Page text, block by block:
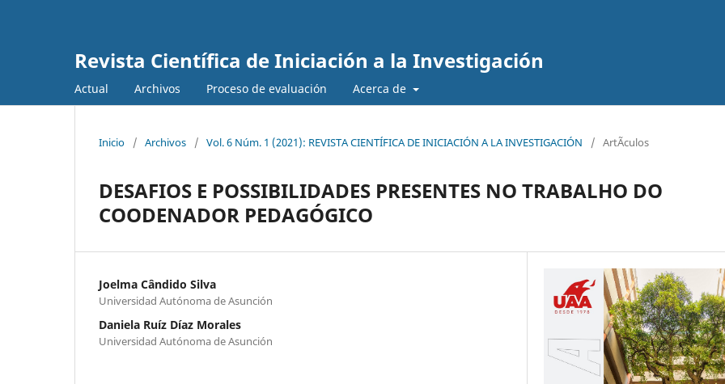
Revista Científica de Iniciación a la Investigación
Actual Archivos Proceso de evaluación Acerca de
Inicio / Archivos / Vol. 6 Núm. 1 (2021): REVISTA CIENTÍFICA DE INICIACIÓN A LA INVESTIGACIÓN / ArtÃ­culos
DESAFIOS E POSSIBILIDADES PRESENTES NO TRABALHO DO
COODENADOR PEDAGÓGICO
Joelma Cândido Silva
Universidad Autónoma de Asunción
Daniela Ruíz Díaz Morales
Universidad Autónoma de Asunción